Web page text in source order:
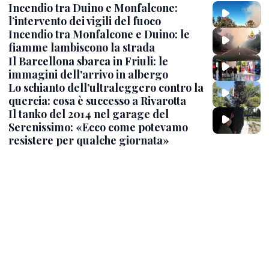
Incendio tra Duino e Monfalcone:
l’intervento dei vigili del fuoco
Incendio tra Monfalcone e Duino: le
fiamme lambiscono la strada
Il Barcellona sbarca in Friuli: le
immagini dell'arrivo in albergo
Lo schianto dell’ultraleggero contro la
quercia: cosa è successo a Rivarotta
Il tanko del 2014 nel garage del
Serenissimo: «Ecco come potevamo
resistere per qualche giornata»